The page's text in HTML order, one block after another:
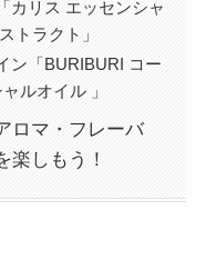
カリス エッセンシャ
トラクト」
ン「BURIBURI コー
ルオイル 」
ロマ・フレーバ
楽しもう！